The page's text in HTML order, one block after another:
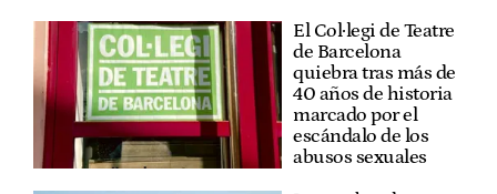
El Col·legi de Teatre
de Barcelona
quiebra tras más de
40 años de historia
marcado por el
escándalo de los
abusos sexuales